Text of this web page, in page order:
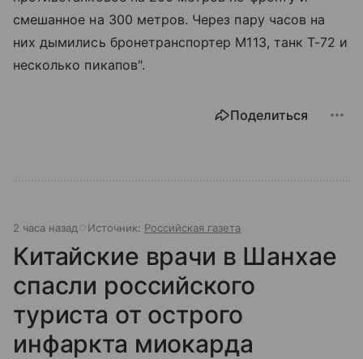
смешанное на 300 метров. Через пару часов на
них дымились бронетранспортер М113, танк Т-72 и
несколько пикапов".
Поделиться
2 часа назад Источник: Российская газета
Китайские врачи в Шанхае
спасли российского
туриста от острого
инфаркта миокарда